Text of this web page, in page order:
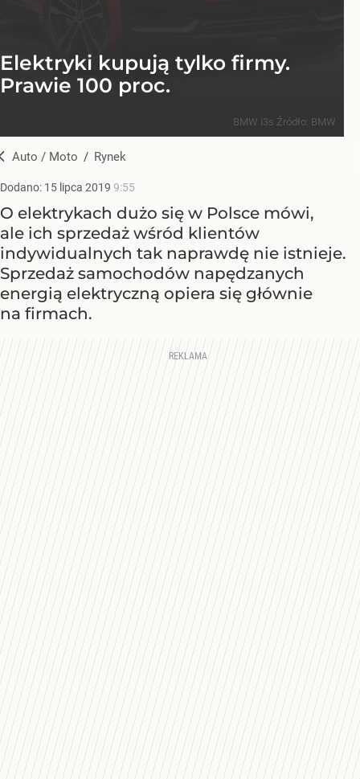
Elektryki kupują tylko firmy.
Prawie 100 proc.
BMW i3s Źródło: BMW
Auto / Moto / Rynek
Dodano: 15 lipca 2019 9:55
O elektrykach dużo się w Polsce mówi,
ale ich sprzedaż wśród klientów
indywidualnych tak naprawdę nie istnieje.
Sprzedaż samochodów napędzanych
energią elektryczną opiera się głównie
na firmach.